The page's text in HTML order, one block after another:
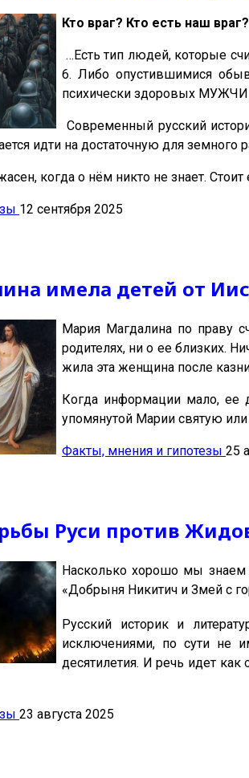
Кто враг? Кто есть наш
…Есть тип людей, которые
6. Либо опустившимися
психически здоровых
Современный русский
идти на достаточную для земного
когда о нём никто не знает.
12 сентября 2025
имела детей от
Мария Магдалина по праву
родителях, ни о ее близких.
жила эта женщина после
Когда информации мало, ее
упомянутой Марии святую
Факты, мнения и гипотезы 25
Руси против
Насколько хорошо мы знаем
«Добрыня Никитич и Змей с
Русский историк и
исключениями, по сути не
десятилетия. И речь идет
23 августа 2025